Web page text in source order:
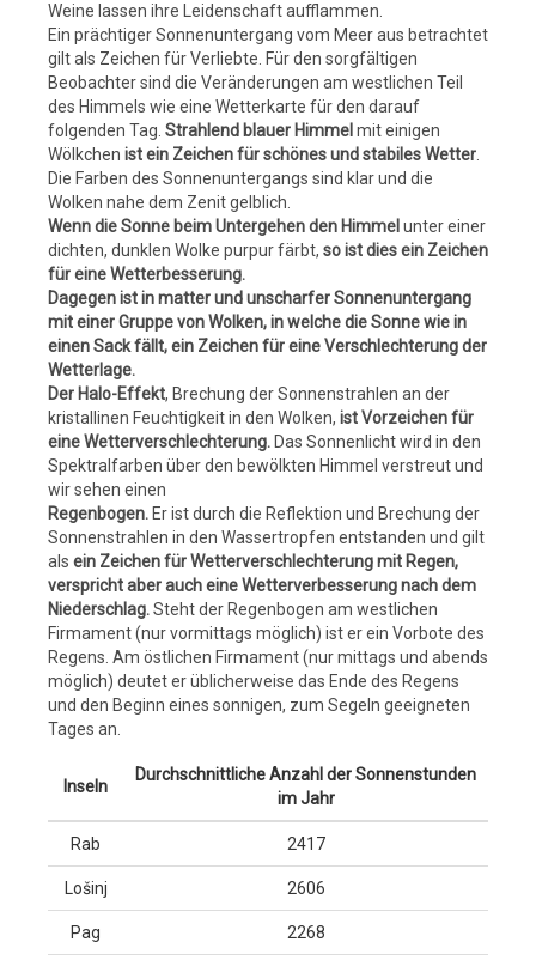
Weine lassen ihre Leidenschaft aufflammen.
Ein prächtiger Sonnenuntergang vom Meer aus betrachtet
gilt als Zeichen für Verliebte. Für den sorgfältigen
Beobachter sind die Veränderungen am westlichen Teil
des Himmels wie eine Wetterkarte für den darauf
folgenden Tag. Strahlend blauer Himmel mit einigen
Wölkchen ist ein Zeichen für schönes und stabiles Wetter.
Die Farben des Sonnenuntergangs sind klar und die
Wolken nahe dem Zenit gelblich.
Wenn die Sonne beim Untergehen den Himmel unter einer
dichten, dunklen Wolke purpur färbt, so ist dies ein Zeichen
für eine Wetterbesserung.
Dagegen ist in matter und unscharfer Sonnenuntergang
mit einer Gruppe von Wolken, in welche die Sonne wie in
einen Sack fällt, ein Zeichen für eine Verschlechterung der
Wetterlage.
Der Halo-Effekt, Brechung der Sonnenstrahlen an der
kristallinen Feuchtigkeit in den Wolken, ist Vorzeichen für
eine Wetterverschlechterung. Das Sonnenlicht wird in den
Spektralfarben über den bewölkten Himmel verstreut und
wir sehen einen
Regenbogen. Er ist durch die Reflektion und Brechung der
Sonnenstrahlen in den Wassertropfen entstanden und gilt
als ein Zeichen für Wetterverschlechterung mit Regen,
verspricht aber auch eine Wetterverbesserung nach dem
Niederschlag.Steht der Regenbogen am westlichen
Firmament (nur vormittags möglich) ist er ein Vorbote des
Regens. Am östlichen Firmament (nur mittags und abends
möglich) deutet er üblicherweise das Ende des Regens
und den Beginn eines sonnigen, zum Segeln geeigneten
Tages an.
Inseln
Durchschnittliche Anzahl der Sonnenstunden
im Jahr
Rab 2417
Lošinj 2606
Pag 2268